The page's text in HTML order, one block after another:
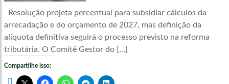
Resolução projeta percentual para subsidiar cálculos da
arrecadação e do orçamento de 2027, mas definição da
alíquota definitiva seguirá o processo previsto na reforma
tributária. O Comitê Gestor do […]
Compartilhe isso: